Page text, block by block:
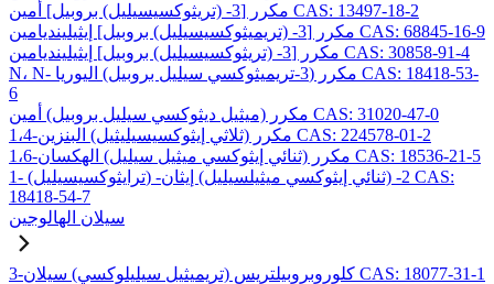
مكرر [3- (تريثوكسيسيليل) بروبيل] أمين CAS: 13497-18-2
مكرر [3- (تريميثوكسيسيليل) بروبيل] إيثيلينديامين CAS: 68845-16-9
مكرر [3- (تريثوكسيسيليل) بروبيل] إيثيلينديامين CAS: 30858-91-4
N، N- مكرر (3-تريميثوكسي سيليل بروبيل) اليوريا CAS: 18418-53-
6
مكرر (ميثيل ديثوكسي سيليل بروبيل) أمين CAS: 31020-47-0
1،4-مكرر (ثلاثي إيثوكسيسيليثيل) البنزين CAS: 224578-01-2
1،6-مكرر (ثنائي إيثوكسي ميثيل سيليل) الهكسان CAS: 18536-21-5
1- (ترايثوكسيسيليل) -2- (ثنائي إيثوكسي ميثيلسيليل) إيثان CAS:
18418-54-7
سيلان الهالوجين
3-كلوروبروبيلتريس (تريميثيل سيليلوكسي) سيلان CAS: 18077-31-1